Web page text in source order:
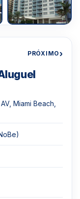
PRÓXIMO›
Miami Beach,